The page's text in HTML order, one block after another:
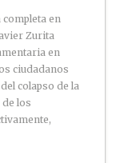
en
Zurita
en
ciudadanos
colapso de la
los